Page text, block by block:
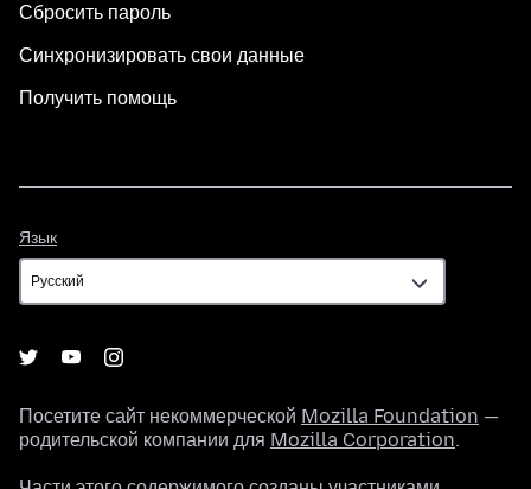
Сбросить пароль
Синхронизировать свои данные
Получить помощь
Язык
Посетите сайт некоммерческой Mozilla Foundation —
родительской компании для Mozilla Corporation.